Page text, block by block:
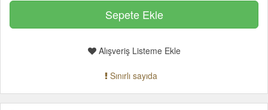
Alışveriş Listeme Ekle
Sınırlı sayıda